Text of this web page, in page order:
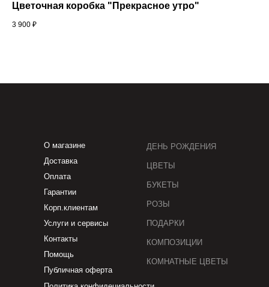
Цветочная коробка "Прекрасное утро"
3 900 ₽
О магазине
Оплата
Доставка
Гарантии
Корп.клиентам
Услуги и сервисы
Контакты
Помощь
Публичная оферта
ДЕНЬ РОЖДЕНИЯ
ЦВЕТЫ
БУКЕТЫ
РОЗЫ
ПОДАРКИ
КОМПОЗИЦИИ
КОМНАТНЫЕ ЦВЕТЫ